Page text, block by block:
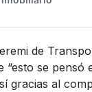
de
“esto se pensó
gracias al